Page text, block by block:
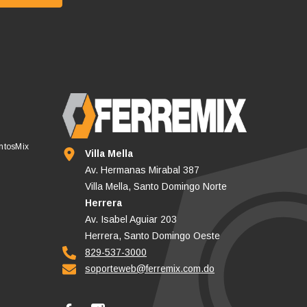
Villa Mella
Av. Hermanas Mirabal 387
Villa Mella, Santo Domingo Norte
Herrera
Av. Isabel Aguiar 203
Herrera, Santo Domingo Oeste
829-537-3000
soporteweb@ferremix.com.do